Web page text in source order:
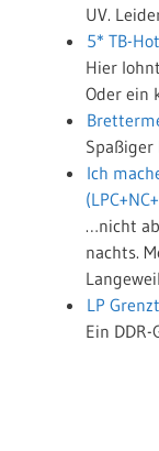
UV.
5* TB-
Hier
Oder ein
Spaßiger
Ich
…nicht
nachts.
LP
Ein